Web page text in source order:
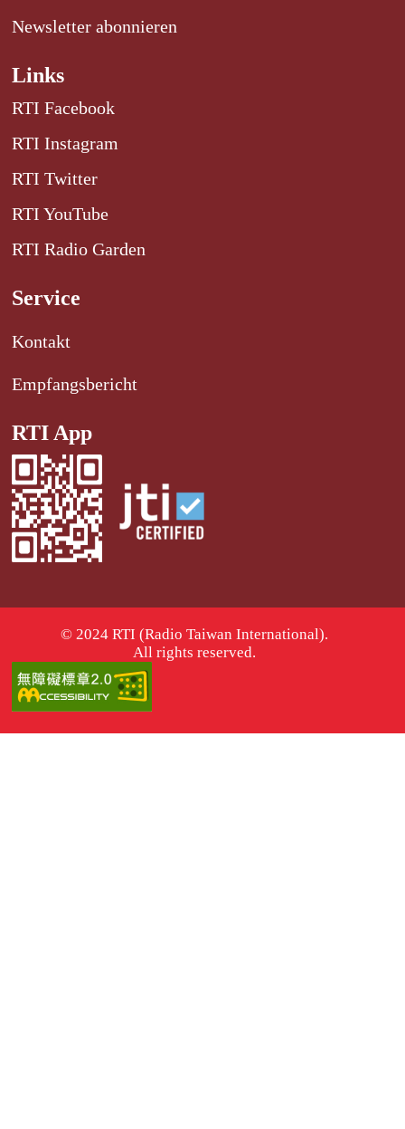
Newsletter abonnieren
Links
RTI Facebook
RTI Instagram
RTI Twitter
RTI YouTube
RTI Radio Garden
Service
Kontakt
Empfangsbericht
RTI App
© 2024 RTI (Radio Taiwan International).
All rights reserved.